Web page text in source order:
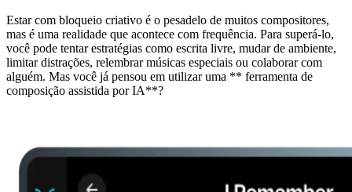
Estar com bloqueio criativo é o pesadelo de muitos compositores,
mas é uma realidade que acontece com frequência. Para superá-lo,
você pode tentar estratégias como escrita livre, mudar de ambiente,
limitar distrações, relembrar músicas especiais ou colaborar com
alguém. Mas você já pensou em utilizar uma ** ferramenta de
composição assistida por IA**?